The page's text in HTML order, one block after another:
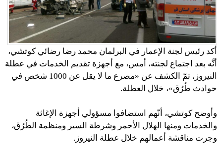
أكد رئيس لجنة الإعمار في البرلمان محمد رضا رضائي كوتشي،
أنَّه بعد اجتماع لجنته، أمس، مع أجهزة تقديم الخدمات في عطلة
النيروز، تمّ الكشف عن «مصرع ما لا يقل عن 1000 شخص في
حوادث طُرُق»، خلال العطلة.
وأوضح كوتشي، أنّهم استضافوا مسؤولي أجهزة الإغاثة
والخدمات ومنها الهلال الأحمر وشرطة السير ومنظمة الطُرُق،
وجرت مناقشة أعمالهم خلال عطلة النيروز.